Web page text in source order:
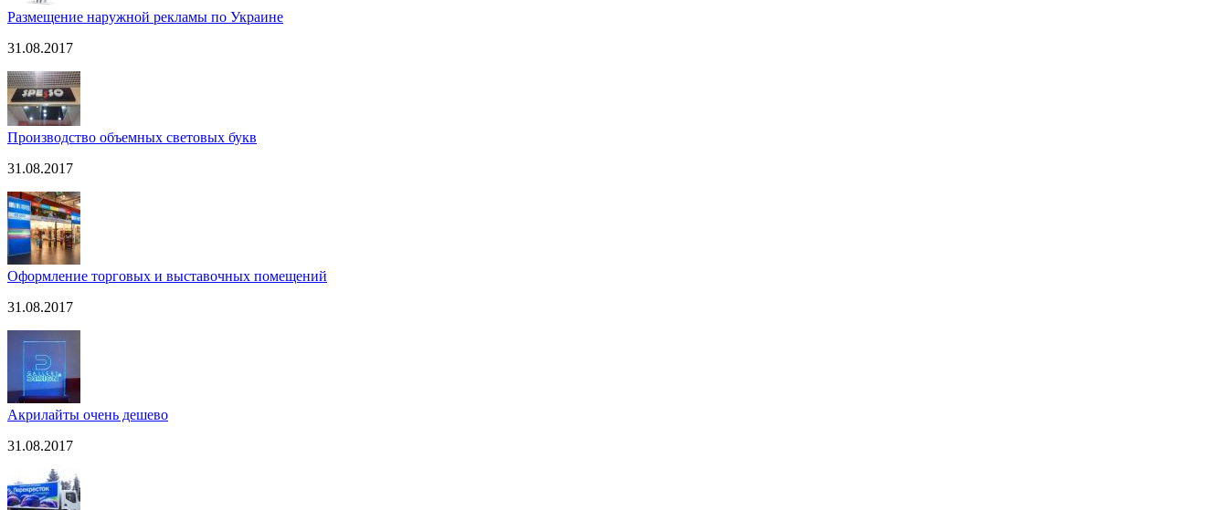
Размещение наружной рекламы по Украине
31.08.2017
Производство объемных световых букв
31.08.2017
Оформление торговых и выставочных помещений
31.08.2017
Акрилайты очень дешево
31.08.2017